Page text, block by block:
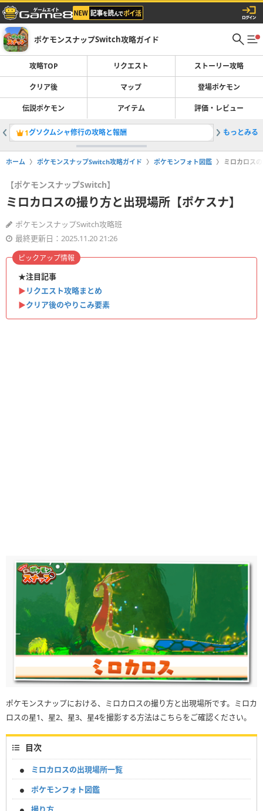
ポケモンスナップSwitch攻略ガイド
攻略TOP リクエスト ストーリー攻略
クリア後 マップ 登場ポケモン
伝説ポケモン アイテム 評価・レビュー
1グソクムシャ修行の攻略と報酬 2ドロー
もっとみる
ホーム ポケモンスナップSwitch攻略ガイド ポケモンフォト図鑑 ミロカロス
【ポケモンスナップSwitch】
ミロカロスの撮り方と出現場所【ポケスナ】
ポケモンスナップSwitch攻略班
最終更新日：2025.11.20 21:26
★注目記事
▶︎リクエスト攻略まとめ
▶︎クリア後のやりこみ要素
ピックアップ情報
ポケモンスナップにおける、ミロカロスの撮り方と出現場所です。ミロカ
ロスの星1、星2、星3、星4を撮影する方法はこちらをご確認ください。
目次
ミロカロスの出現場所一覧
ポケモンフォト図鑑